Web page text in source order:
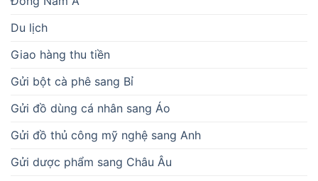
Du lịch
Giao hàng thu tiền
Gửi bột cà phê sang Bỉ
Gửi đồ dùng cá nhân sang Áo
Gửi đồ thủ công mỹ nghệ sang Anh
Gửi dược phẩm sang Châu Âu